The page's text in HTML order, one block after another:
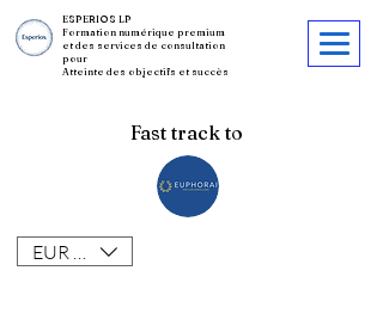
ESPERIOS LP
Formation numérique premium
et des services de consultation
pour
Atteinte des objectifs et succès
Fast track to
EUR (€)